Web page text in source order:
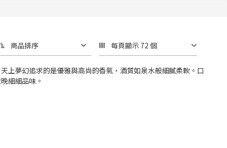
商品排序 每頁顯示 72 個
上夢幻追求的是優雅與高尚的香氣，酒質如泉水般細膩柔軟。口
細細品味。